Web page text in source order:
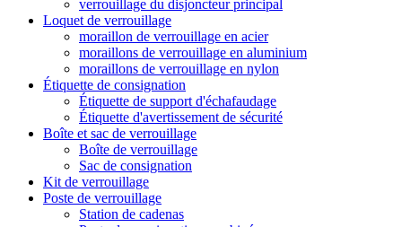
verrouillage du disjoncteur principal
Loquet de verrouillage
moraillon de verrouillage en acier
moraillons de verrouillage en aluminium
moraillons de verrouillage en nylon
Étiquette de consignation
Étiquette de support d'échafaudage
Étiquette d'avertissement de sécurité
Boîte et sac de verrouillage
Boîte de verrouillage
Sac de consignation
Kit de verrouillage
Poste de verrouillage
Station de cadenas